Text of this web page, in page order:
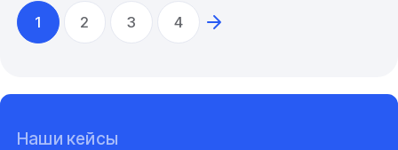
1 2 3 4
Наши кейсы